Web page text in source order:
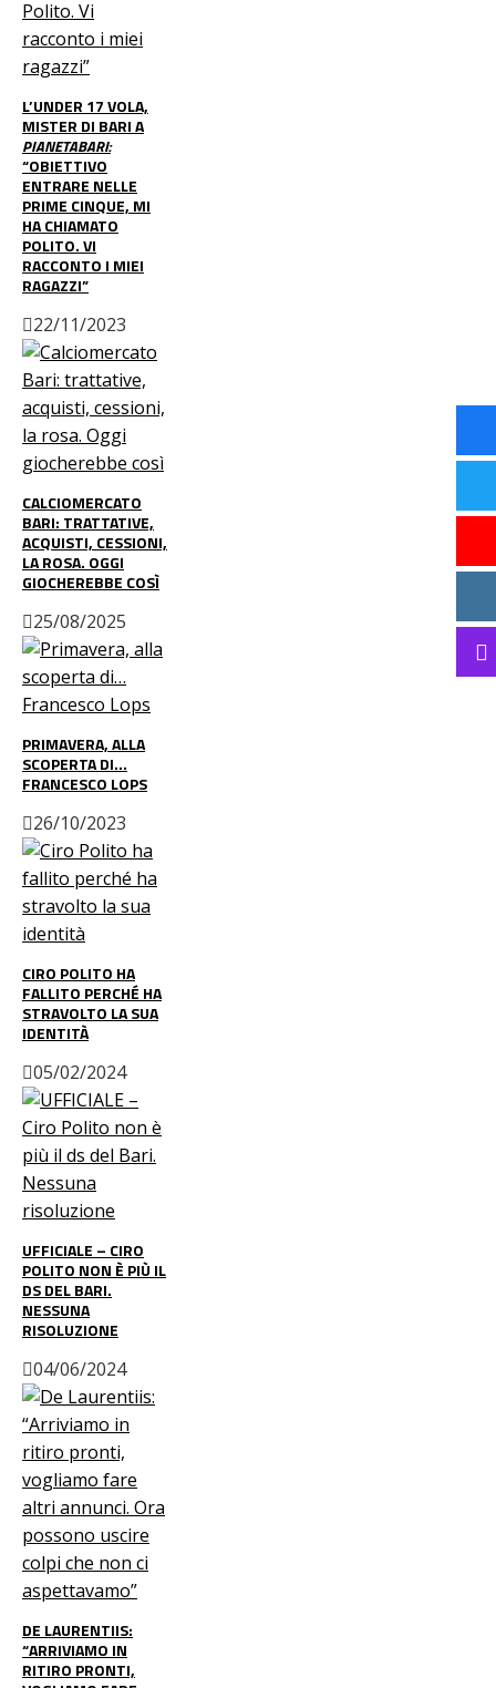
L’UNDER 17 VOLA,
MISTER DI BARI A
PIANETABARI:
“OBIETTIVO
ENTRARE NELLE
PRIME CINQUE, MI
HA CHIAMATO
POLITO. VI
RACCONTO I MIEI
RAGAZZI”
22/11/2023
CALCIOMERCATO
BARI: TRATTATIVE,
ACQUISTI, CESSIONI,
LA ROSA. OGGI
GIOCHEREBBE COSÌ
25/08/2025
PRIMAVERA, ALLA
SCOPERTA DI…
FRANCESCO LOPS
26/10/2023
CIRO POLITO HA
FALLITO PERCHÉ HA
STRAVOLTO LA SUA
IDENTITÀ
05/02/2024
UFFICIALE – CIRO
POLITO NON È PIÙ IL
DS DEL BARI.
NESSUNA
RISOLUZIONE
04/06/2024
DE LAURENTIIS:
“ARRIVIAMO IN
RITIRO PRONTI,